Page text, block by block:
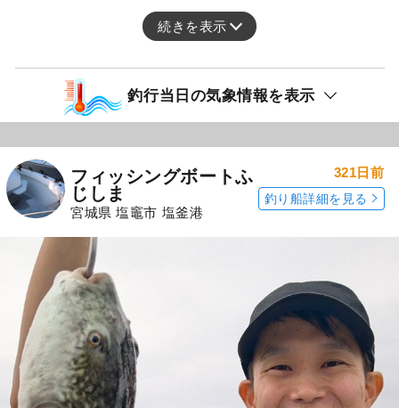
続きを表示
釣行当日の気象情報を表示
フィッシングボートふ
じしま
宮城県 塩竈市 塩釜港
321日前
釣り船詳細を見る